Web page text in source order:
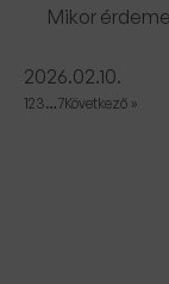
Mikor
2026.02.10.
123…7Következő »